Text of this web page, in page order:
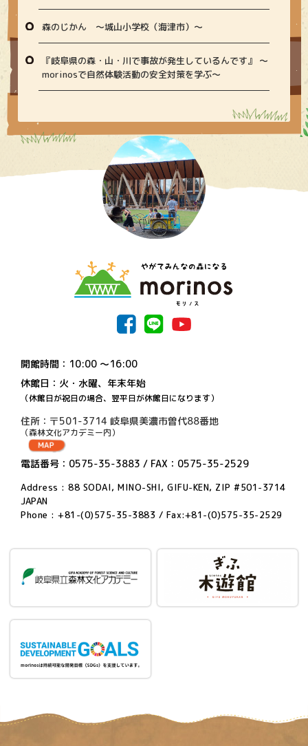
森のじかん 〜城山小学校（海津市）〜
『岐阜県の森・山・川で事故が発生しているんです』 〜
morinosで自然体験活動の安全対策を学ぶ〜
開館時間：10:00 〜16:00
休館日：火・水曜、年末年始
（休館日が祝日の場合、翌平日が休館日になります）
住所：〒501-3714 岐阜県美濃市曽代88番地
（森林文化アカデミー内）
電話番号：0575-35-3883 / FAX：0575-35-2529
Address : 88 SODAI, MINO-SHI, GIFU-KEN, ZIP #501-3714
JAPAN
Phone : +81-(0)575-35-3883 / Fax:+81-(0)575-35-2529